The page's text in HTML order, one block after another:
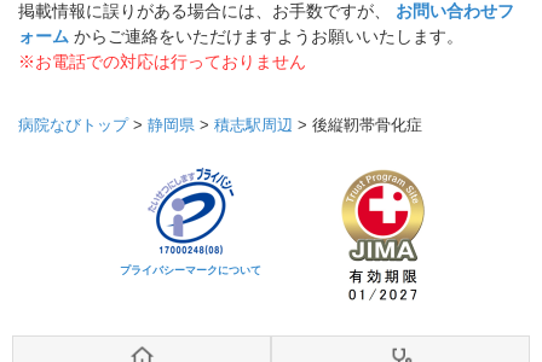
掲載情報に誤りがある場合には、お手数ですが、 お問い合わせフ
ォーム からご連絡をいただけますようお願いいたします。
※お電話での対応は行っておりません
病院なびトップ> 静岡県 > 積志駅周辺 > 後縦靭帯骨化症
プライバシーマークについて